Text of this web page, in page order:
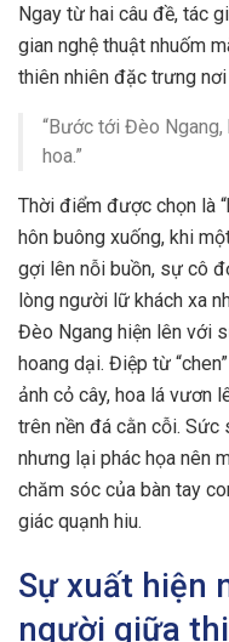
Ngay từ hai câu đề, tác
gian nghệ thuật nhuốm
thiên nhiên đặc trưng
“Bước tới Đèo Ngang,
hoa.”
Thời điểm được chọn là
hôn buông xuống, khi
gợi lên nỗi buồn, sự cô
lòng người lữ khách xa
Đèo Ngang hiện lên với
hoang dại. Điệp từ
ảnh cỏ cây, hoa lá vươn
trên nền đá cằn cỗi. Sức
nhưng lại phác họa nên
chăm sóc của bàn tay
giác quạnh hiu.
Sự xuất hiện
người giữa